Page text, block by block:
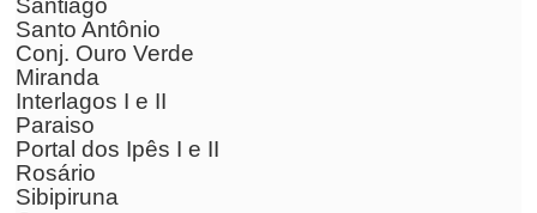
Santiago
Santo Antônio
Conj. Ouro Verde
Miranda
Interlagos I e II
Paraiso
Portal dos Ipês I e II
Rosário
Sibipiruna